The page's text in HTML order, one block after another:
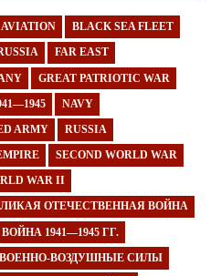
AVIATION BLACK SEA FLEET
FAR EAST
GREAT PATRIOTIC WAR
NAVY
ARMY RUSSIA
SECOND WORLD WAR
WAR II
ОТЕЧЕСТВЕННАЯ ВОЙНА
1941—1945 ГГ.
ВОЕННО-ВОЗДУШНЫЕ СИЛЫ